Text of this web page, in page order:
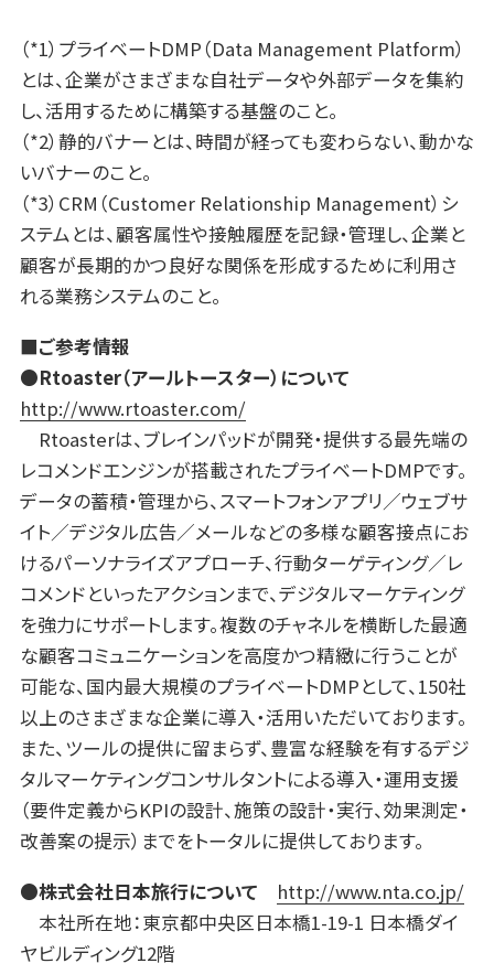
（*1）プライベートDMP（Data Management Platform）
とは、企業がさまざまな自社データや外部データを集約
し、活用するために構築する基盤のこと。
（*2）静的バナーとは、時間が経っても変わらない、動かな
いバナーのこと。
（*3）CRM（Customer Relationship Management）シ
ステムとは、顧客属性や接触履歴を記録・管理し、企業と
顧客が長期的かつ良好な関係を形成するために利用さ
れる業務システムのこと。
■ご参考情報
●Rtoaster（アールトースター）について
http://www.rtoaster.com/
Rtoasterは、ブレインパッドが開発・提供する最先端の
レコメンドエンジンが搭載されたプライベートDMPです。
データの蓄積・管理から、スマートフォンアプリ／ウェブサ
イト／デジタル広告／メールなどの多様な顧客接点にお
けるパーソナライズアプローチ、行動ターゲティング／レ
コメンドといったアクションまで、デジタルマーケティング
を強力にサポートします。複数のチャネルを横断した最適
な顧客コミュニケーションを高度かつ精緻に行うことが
可能な、国内最大規模のプライベートDMPとして、150社
以上のさまざまな企業に導入・活用いただいております。
また、ツールの提供に留まらず、豊富な経験を有するデジ
タルマーケティングコンサルタントによる導入・運用支援
（要件定義からKPIの設計、施策の設計・実行、効果測定・
改善案の提示）までをトータルに提供しております。
●株式会社日本旅行について
http://www.nta.co.jp/
本社所在地：東京都中央区日本橋1-19-1 日本橋ダイ
ヤビルディング12階